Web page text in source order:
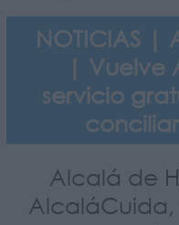
NOTICIAS |
| Vuelve
servicio
Alcalá de